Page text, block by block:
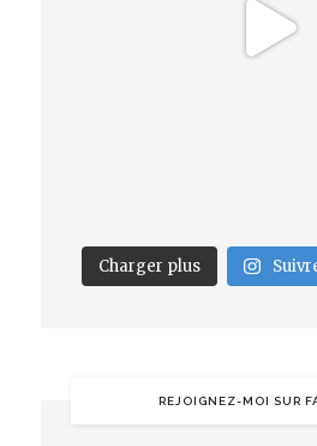
Charger plus
REJOIGNEZ-MOI SUR